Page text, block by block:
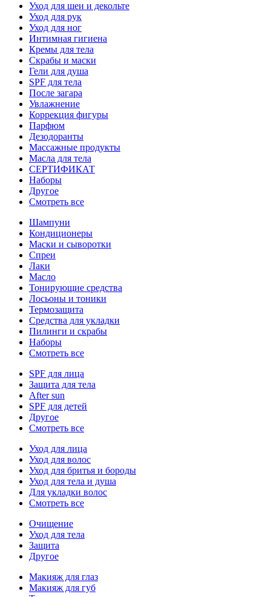
Уход для шеи и декольте
Уход для рук
Уход для ног
Интимная гигиена
Кремы для тела
Скрабы и маски
Гели для душа
SPF для тела
После загара
Увлажнение
Коррекция фигуры
Парфюм
Дезодоранты
Массажные продукты
Масла для тела
СЕРТИФИКАТ
Наборы
Другое
Смотреть все
Шампуни
Кондиционеры
Маски и сыворотки
Спреи
Лаки
Масло
Тонирующие средства
Лосьоны и тоники
Термозащита
Средства для укладки
Пилинги и скрабы
Наборы
Смотреть все
SPF для лица
Защита для тела
After sun
SPF для детей
Другое
Смотреть все
Уход для лица
Уход для волос
Уход для бритья и бороды
Уход для тела и душа
Для укладки волос
Смотреть все
Очищение
Уход для тела
Защита
Другое
Макияж для глаз
Макияж для губ